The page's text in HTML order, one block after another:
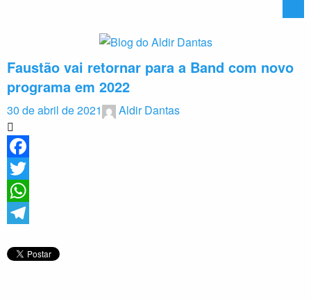
Faustão vai retornar para a Band com novo
programa em 2022
30 de abril de 2021 Aldir Dantas
Facebook
Twitter
WhatsApp